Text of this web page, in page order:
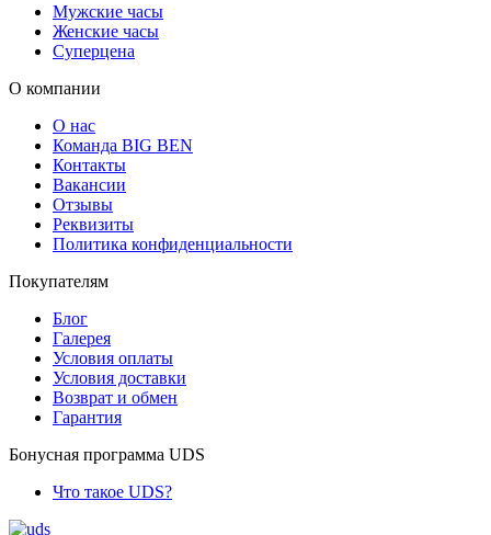
Мужские часы
Женские часы
Суперцена
О компании
О нас
Команда BIG BEN
Контакты
Вакансии
Отзывы
Реквизиты
Политика конфиденциальности
Покупателям
Блог
Галерея
Условия оплаты
Условия доставки
Возврат и обмен
Гарантия
Бонусная программа UDS
Что такое UDS?